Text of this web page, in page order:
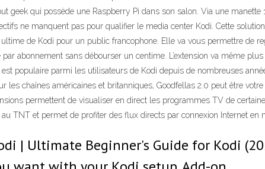
geek qui possède une Raspberry Pi dans son salon. Via une
ne manquent pas pour qualifier le media center Kodi. Cette
ultime de Kodi pour un public francophone. Elle va vous permettre de
abonnement sans débourser un centime. L’extension va même
populaire parmi les utilisateurs de Kodi depuis de nombreuses
les chaînes américaines et britanniques, Goodfellas 2.0 peut être
permettent de visualiser en direct les programmes TV de
TNT et permet de profiter des flux directs par connexion Internet en
| Ultimate Beginner's Guide for Kodi